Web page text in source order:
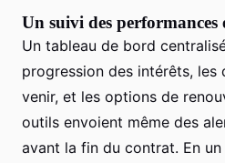
Un suivi des performances
Un tableau de bord
progression des intérêts, les
venir, et les options de
outils envoient même des
avant la fin du contrat. En